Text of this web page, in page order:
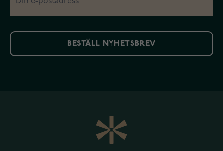
BESTÄLL NYHETSBREV